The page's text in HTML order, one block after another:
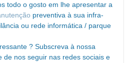
todo o gosto em lhe apresentar a
preventiva à sua infra-
ou rede informática / parque
? Subscreva à nossa
de nos seguir nas redes sociais e